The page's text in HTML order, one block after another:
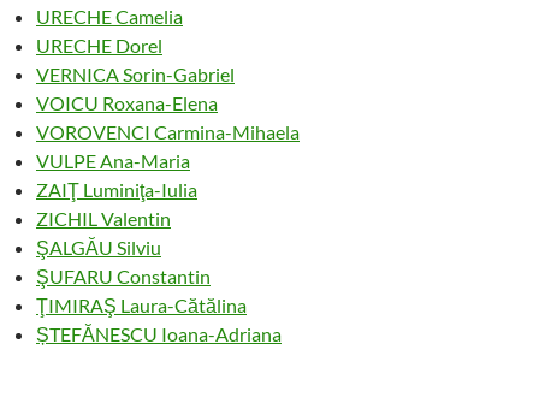
URECHE Camelia
URECHE Dorel
VERNICA Sorin-Gabriel
VOICU Roxana-Elena
VOROVENCI Carmina-Mihaela
VULPE Ana-Maria
ZAIŢ Luminiţa-Iulia
ZICHIL Valentin
ŞALGĂU Silviu
ŞUFARU Constantin
ŢIMIRAŞ Laura-Cătălina
ȘTEFĂNESCU Ioana-Adriana